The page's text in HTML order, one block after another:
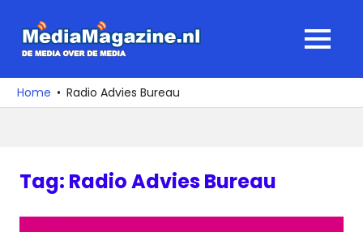
naar
media
over
MENU
Home Radio Advies Bureau
Tag: Radio Advies Bureau